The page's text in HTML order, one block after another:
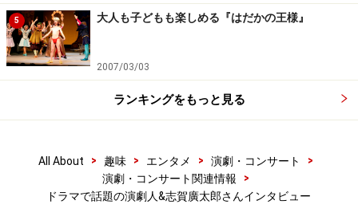
5 大人も子どもも楽しめる『はだかの王様』
2007/03/03
ランキングをもっと見る
All About > 趣味 > エンタメ > 演劇・コンサート
>
演劇・コンサート関連情報
>
ドラマで話題の演劇人&志賀廣太郎さんインタビュー